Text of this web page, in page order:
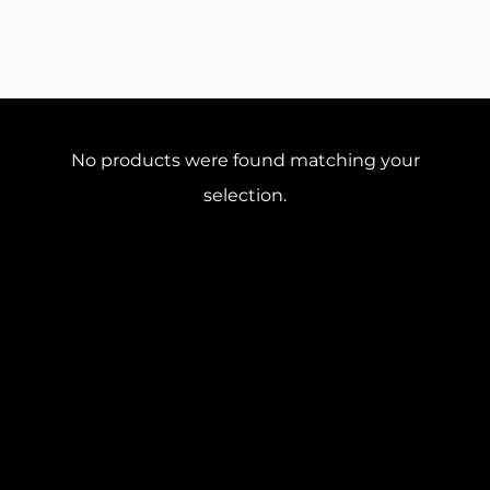
No products were found matching your
selection.